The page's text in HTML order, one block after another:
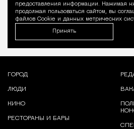
предоставления информации. Нажимая
продолжая пользоваться сайтом, вы
файлов Cookie и данных метрических
Принять
ГОРОД
ЛЮДИ
КИНО
РЕСТОРАНЫ И БАРЫ